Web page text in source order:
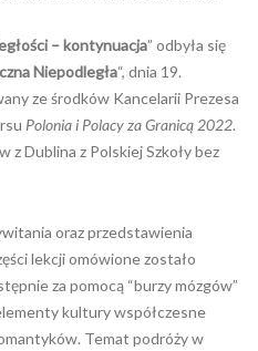
– kontynuacja” odbyła się
Niepodległa“, dnia 19.
ze środków Kancelarii Prezesa
Polonia i Polacy za Granicą 2022.
z Dublina z Polskiej Szkoły bez
oraz przedstawienia
lekcji omówione zostało
za pomocą “burzy mózgów”
kultury współczesne
Temat podróży w